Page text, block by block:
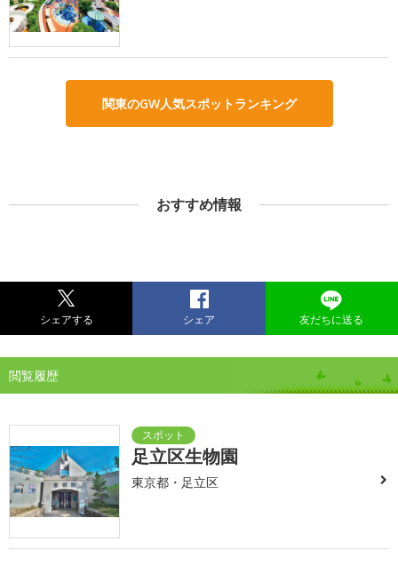
関東のGW人気スポットランキング
おすすめ情報
シェアする シェア 友だちに送る
閲覧履歴
足立区生物園
東京都・足立区